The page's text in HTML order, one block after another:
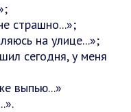
страшно...»;
на улице...»;
сегодня, у меня
выпью...»